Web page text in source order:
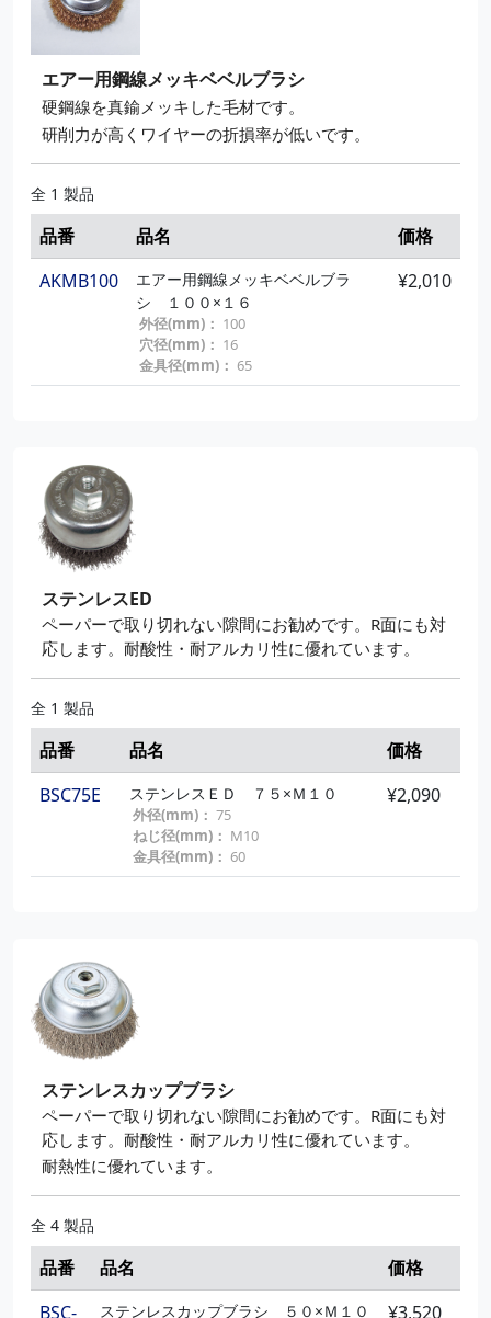
エアー用鋼線メッキベベルブラシ
硬鋼線を真鍮メッキした毛材です。
研削力が高くワイヤーの折損率が低いです。
全 1 製品
品番 品名
価格
AKMB100
エアー用鋼線メッキベベルブラ
シ １００×１６
外径(mm)： 100
穴径(mm)： 16
金具径(mm)： 65
¥2,010
ステンレスED
ペーパーで取り切れない隙間にお勧めです。R面にも対
応します。耐酸性・耐アルカリ性に優れています。
全 1 製品
品番 品名
価格
BSC75E
ステンレスＥＤ ７５×Ｍ１０
外径(mm)： 75
ねじ径(mm)： M10
金具径(mm)： 60
¥2,090
ステンレスカップブラシ
ペーパーで取り切れない隙間にお勧めです。R面にも対
応します。耐酸性・耐アルカリ性に優れています。
耐熱性に優れています。
全 4 製品
品番 品名
価格
BSC-
ステンレスカップブラシ ５０×Ｍ１０ ¥3,520